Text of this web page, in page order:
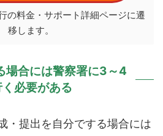
の料金・サポート詳細ページに遷
移します。
場合には警察署に3～4
く必要がある
・提出を自分でする場合には